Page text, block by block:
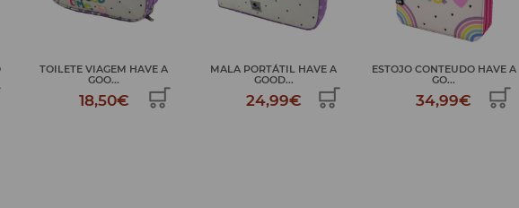
MALA PORTÁTIL HAVE A
GOOD...
24,99€
ESTOJO CONTEUDO HAVE A
GO...
34,99€
MOCHILA DUPLA RODAS HAVE
...
69,99€